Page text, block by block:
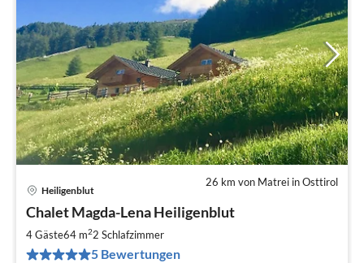
26 km von Matrei in Osttirol
Heiligenblut
Chalet Magda-Lena Heiligenblut
4 Gäste64 m22 Schlafzimmer
5 Bewertungen